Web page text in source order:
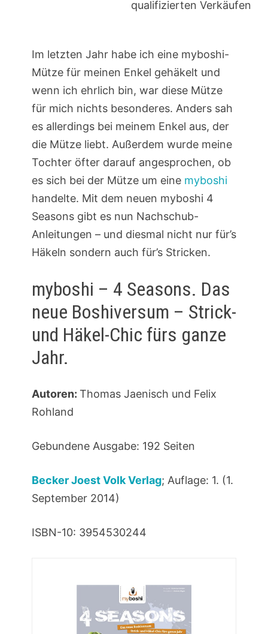
qualifizierten Verkäufen
Im letzten Jahr habe ich eine myboshi-
Mütze für meinen Enkel gehäkelt und
wenn ich ehrlich bin, war diese Mütze
für mich nichts besonderes. Anders sah
es allerdings bei meinem Enkel aus, der
die Mütze liebt. Außerdem wurde meine
Tochter öfter darauf angesprochen, ob
es sich bei der Mütze um eine myboshi
handelte. Mit dem neuen myboshi 4
Seasons gibt es nun Nachschub-
Anleitungen – und diesmal nicht nur für’s
Häkeln sondern auch für’s Stricken.
myboshi – 4 Seasons. Das
neue Boshiversum – Strick-
und Häkel-Chic fürs ganze
Jahr.
Autoren: Thomas Jaenisch und Felix
Rohland
Gebundene Ausgabe: 192 Seiten
Becker Joest Volk Verlag; Auflage: 1. (1.
September 2014)
ISBN-10: 3954530244